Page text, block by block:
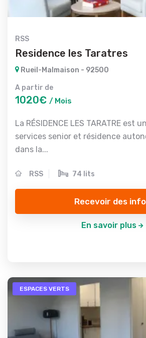
RSS
Residence les Taratres
Rueil-Malmaison - 92500
A partir de
1020€ / Mois
La RÉSIDENCE LES TARATRE est
services senior et résidence
dans la...
RSS 74 lits
Recevoir des
En savoir plus
ESPACES VERTS